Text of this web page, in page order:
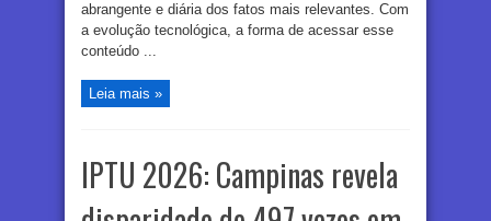
abrangente e diária dos fatos mais relevantes. Com
a evolução tecnológica, a forma de acessar esse
conteúdo ...
Leia mais »
IPTU 2026: Campinas revela